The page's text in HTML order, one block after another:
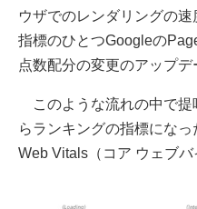
ウザでのレンダリングの
指標のひとつGoogleの
点数配分の変更のアップデ
このような流れの中で提
らランキングの指標にな
Web Vitals（コア ウェブバ